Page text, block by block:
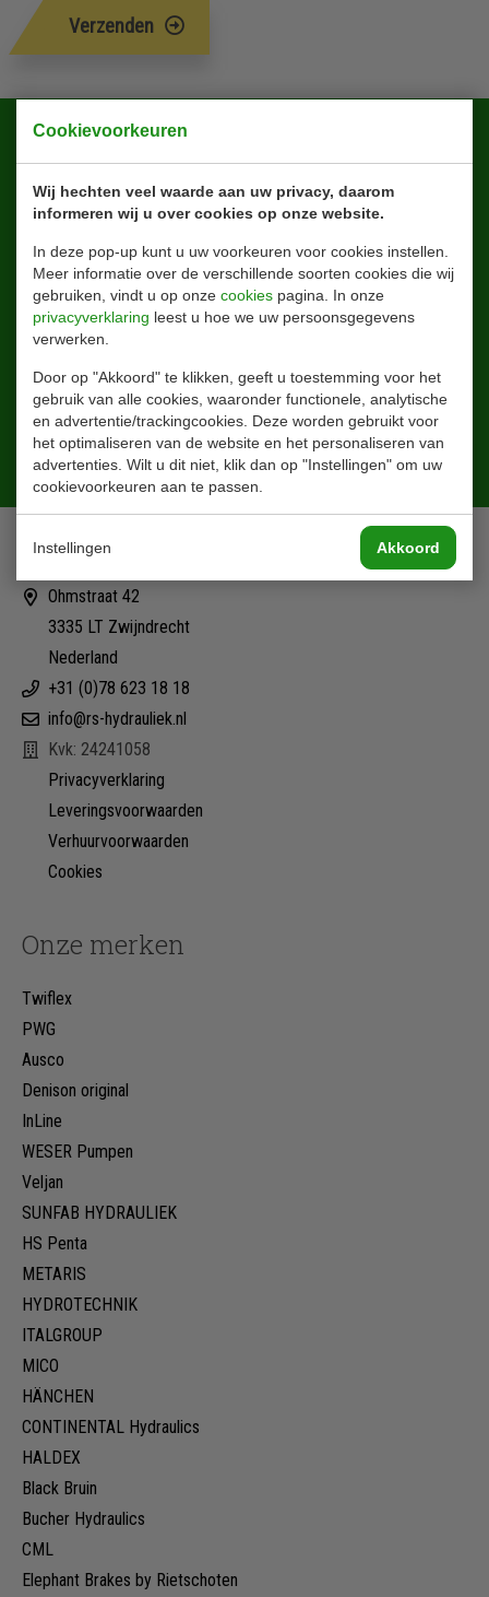
Cookievoorkeuren
Wij hechten veel waarde aan uw privacy, daarom
informeren wij u over cookies op onze website.
In deze pop-up kunt u uw voorkeuren voor cookies instellen.
Meer informatie over de verschillende soorten cookies die wij
gebruiken, vindt u op onze cookies pagina. In onze
privacyverklaring leest u hoe we uw persoonsgegevens
verwerken.
Door op "Akkoord" te klikken, geeft u toestemming voor het
gebruik van alle cookies, waaronder functionele, analytische
en advertentie/trackingcookies. Deze worden gebruikt voor
het optimaliseren van de website en het personaliseren van
advertenties. Wilt u dit niet, klik dan op "Instellingen" om uw
cookievoorkeuren aan te passen.
Instellingen Akkoord
Verzenden
Blijf altijd op de hoogte!
Aanmelden
Onze merken
Twiflex
PWG
Ausco
Denison original
InLine
WESER Pumpen
Veljan
SUNFAB HYDRAULIEK
HS Penta
METARIS
HYDROTECHNIK
ITALGROUP
MICO
HÄNCHEN
CONTINENTAL Hydraulics
HALDEX
Black Bruin
Bucher Hydraulics
CML
Elephant Brakes by Rietschoten
Contact
Ohmstraat 42
3335 LT Zwijndrecht
Nederland
+31 (0)78 623 18 18
info@rs-hydrauliek.nl
Kvk: 24241058
Privacyverklaring
Leveringsvoorwaarden
Verhuurvoorwaarden
Cookies